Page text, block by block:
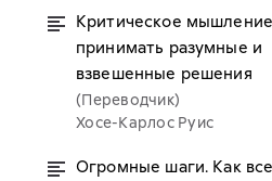
Критическое
принимать разумные и
взвешенные решения
(Переводчик)
Хосе-Карлос Руис
Огромные шаги. Как